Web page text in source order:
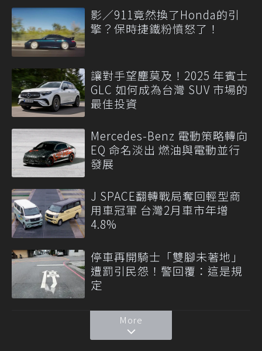
影／911竟然換了Honda的引
擎？保時捷鐵粉憤怒了！
讓對手望塵莫及！2025 年賓士
GLC 如何成為台灣 SUV 市場的
最佳投資
Mercedes-Benz 電動策略轉向
EQ 命名淡出 燃油與電動並行
發展
J SPACE翻轉戰局奪回輕型商
用車冠軍 台灣2月車市年增
4.8%
停車再開騎士「雙腳未著地」
遭罰引民怨！警回覆：這是規
定
More